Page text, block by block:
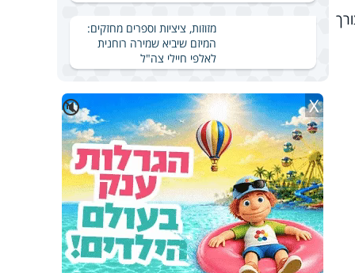
מזוזות, ציציות וספרים מחזקים:
המיזם שיביא שמירה רוחנית
לאלפי חיילי צה"ל
🔇 X